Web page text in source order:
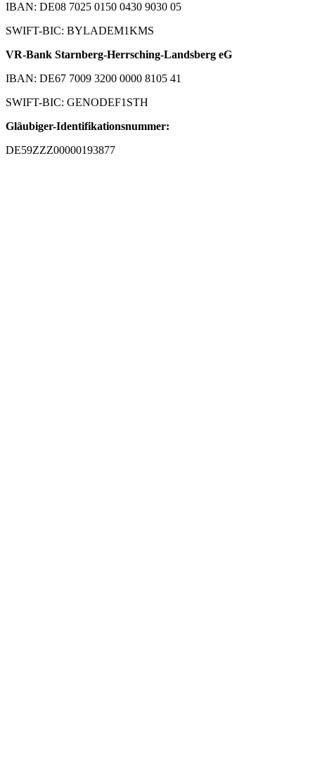
IBAN: DE08 7025 0150 0430 9030 05
SWIFT-BIC: BYLADEM1KMS
VR-Bank Starnberg-Herrsching-Landsberg eG
IBAN: DE67 7009 3200 0000 8105 41
SWIFT-BIC: GENODEF1STH
Gläubiger-Identifikationsnummer:
DE59ZZZ00000193877